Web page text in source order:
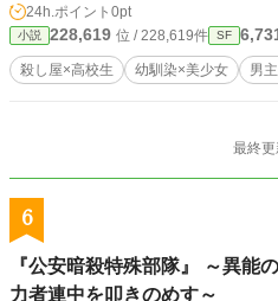
24h.ポイント 0pt
小説 228,619 位 / 228,619件 SF
殺し屋×高校生 幼馴染×美少女 男
最終
6
『公安暗殺特殊部隊』 ～異能
力者連中を叩きのめす～